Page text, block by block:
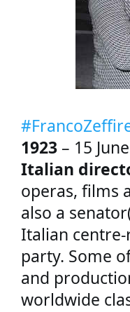
1923 – 15 June
Italian
operas, films
also a
Italian
party. Some
and
worldwide